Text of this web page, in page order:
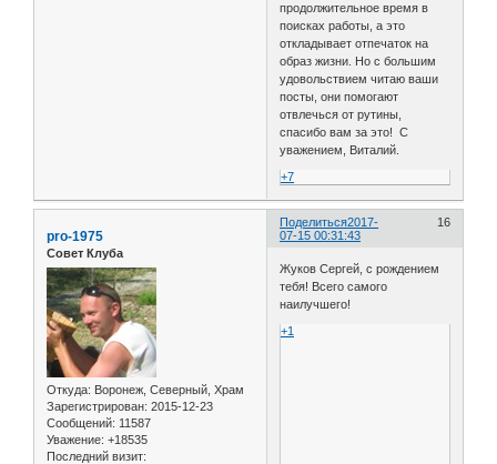
продолжительное время в
поисках работы, а это
откладывает отпечаток на
образ жизни. Но с большим
удовольствием читаю ваши
посты, они помогают
отвлечься от рутины,
спасибо вам за это! С
уважением, Виталий.
+7
Поделиться 16
2017-
07-15 00:31:43
pro-1975
Совет Клуба
Откуда: Воронеж, Северный, Храм
Зарегистрирован: 2015-12-23
Сообщений: 11587
Уважение: +18535
Последний визит:
Жуков Сергей, с рождением
тебя! Всего самого
наилучшего!
+1